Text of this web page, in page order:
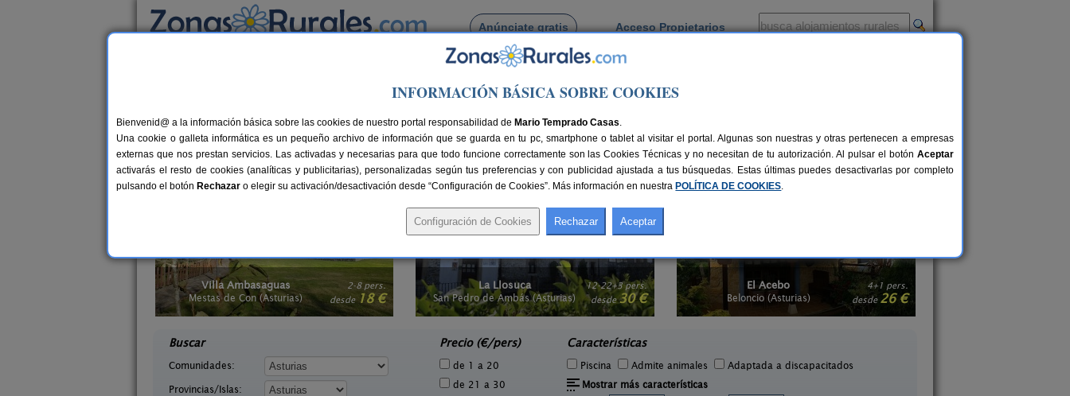
Anúnciate gratis Acceso Propietarios
Busca por pueblo
Casas rurales con wifi en Asturias
Si necesitas estar constantemente en red, elige unacasa rural con conexión a internet en Asturias. Porque el turismo rural no está, para nada, reñido con
las nuevas tecnologías. Aprovecha y encuentra las maravillas del entorno, sitios que visitar, restaurantes,... sácale el máximo provecho a tu viaje desde el
mismo alojamiento con wifi. Porque servicios y precio son compatibles, visita nuestra selección de
casas rurales baratas en Asturias
12-22+3 pers.
desde 30 €
La Llosuca
San Pedro de Ambás (Asturias)
4+1 pers.
desde26 €
El Acebo
Beloncio (Asturias)
14+3 pers.
desde 20 €
Casa Rural La Rectoral
Beloncio (Asturias)
Buscar
Comunidades:
Provincias/Islas:
Precio (€/pers)
de 1 a 20
de 21 a 30
Características
Piscina Admite animales
Adaptada a discapacitados
Mostrar más características
INFORMACIÓN BÁSICA SOBRE COOKIES
Bienvenid@ a la información básica sobre las cookies de nuestro portal responsabilidad de Mario Temprado Casas.
Una cookie o galleta informática es un pequeño archivo de información que se guarda en tu pc, smartphone o tablet al visitar el portal. Algunas son nuestras y otras pertenecen a empresas
externas que nos prestan servicios. Las activadas y necesarias para que todo funcione correctamente son las Cookies Técnicas y no necesitan de tu autorización. Al pulsar el botón Aceptar
activarás el resto de cookies (analíticas y publicitarias), personalizadas según tus preferencias y con publicidad ajustada a tus búsquedas. Estas últimas puedes desactivarlas por completo
pulsando el botón Rechazar o elegir su activación/desactivación desde “Configuración de Cookies”. Más información en nuestra POLÍTICA DE COOKIES.